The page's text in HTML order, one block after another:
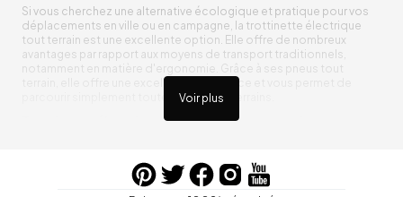
Voir plus
Si vous cherchez une alternative écologique et pratique pour vos
déplacements en ville ou en campagne, la trottinette électrique
tout terrain est une excellente option. Elle offre de nombreux
avantages par rapport aux moyens de transport traditionnels,
notamment en matière d'ergonomie. Grâce à ses pneus tout
terrain, elle offre une excellente adhérence et vous permet de
parcourir simplement toutes sortes de terrains.
Trottinette électrique tout terrain ergonomique
entre vos trajets, vous n’aurez pas à vous soucier de l’état de sa
batterie. De plus, elle est équipée de pneus résistants qui peuvent